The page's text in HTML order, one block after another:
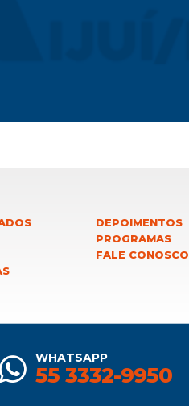
DEPOIMENTOS
PROGRAMAS
FALE CONOSCO
WHATSAPP
55 3332-9950